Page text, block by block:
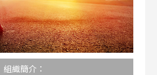
組織簡介：